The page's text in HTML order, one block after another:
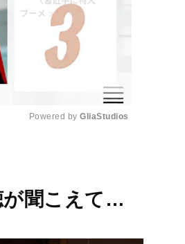
e
Powered by GliaStudios
が聞こえて…